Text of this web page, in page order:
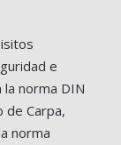
e
norma DIN
de Carpa,
norma